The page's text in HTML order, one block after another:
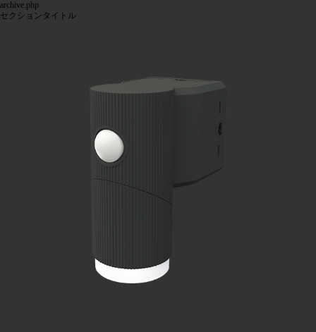
archive.php
セクションタイトル